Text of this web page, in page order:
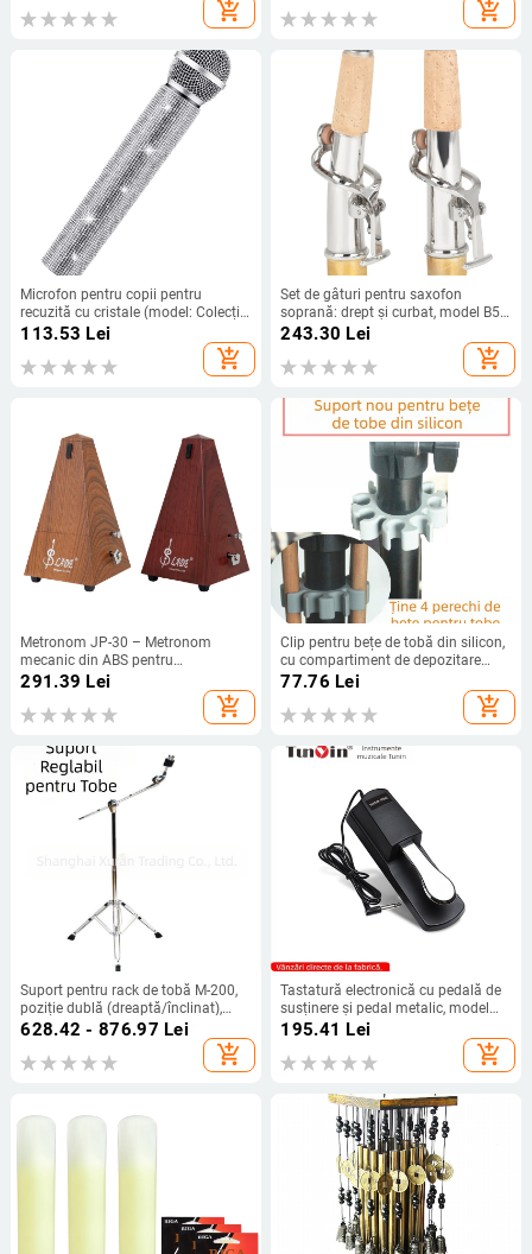
add_shopping_cart add_shopping_cart
Microfon pentru copii pentru
recuzită cu cristale (model: Colecție
de recuzită; marcă: Alte; pe cablu:
Da; direcție: Inimă; SNR ≥70 dB)
113.53 Lei
add_shopping_cart
Set de gâturi pentru saxofon
soprană: drept și curbat, model B53,
dop din cupru, două piese, ambalaj
243.30 Lei
add_shopping_cart
Metronom JP-30 – Metronom
mecanic din ABS pentru
instrumente muzicale
291.39 Lei
add_shopping_cart
Clip pentru bețe de tobă din silicon,
cu compartiment de depozitare
detașabil, pentru seturi de tobe
77.76 Lei
add_shopping_cart
Suport pentru rack de tobă M-200,
poziție dublă (dreaptă/înclinat),
construcție metalică cromată
628.42 - 876.97 Lei
add_shopping_cart
Tastatură electronică cu pedală de
susținere și pedal metalic, model
SY-01, construcție ABS cu placare
metalică, destinate instrumentelor
muzicale
195.41 Lei
add_shopping_cart